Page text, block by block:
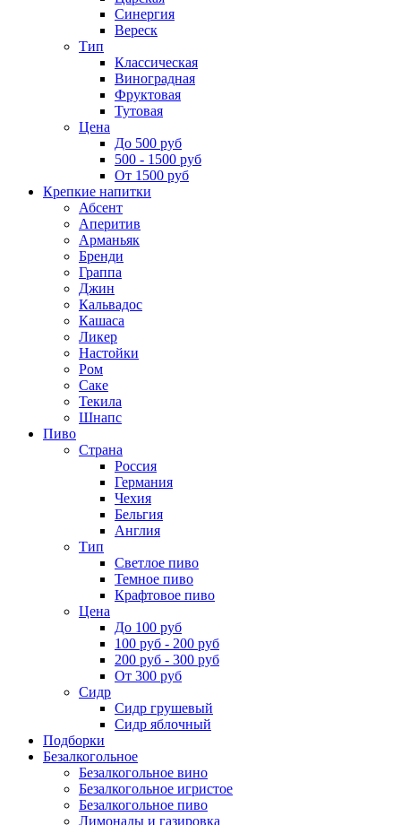
Синергия
Вереск
Тип
Классическая
Виноградная
Фруктовая
Тутовая
Цена
До 500 руб
500 - 1500 руб
От 1500 руб
Крепкие напитки
Абсент
Аперитив
Арманьяк
Бренди
Граппа
Джин
Кальвадос
Кашаса
Ликер
Настойки
Ром
Саке
Текила
Шнапс
Пиво
Страна
Россия
Германия
Чехия
Бельгия
Англия
Тип
Светлое пиво
Темное пиво
Крафтовое пиво
Цена
До 100 руб
100 руб - 200 руб
200 руб - 300 руб
От 300 руб
Сидр
Сидр грушевый
Сидр яблочный
Подборки
Безалкогольное
Безалкогольное вино
Безалкогольное игристое
Безалкогольное пиво
Лимонады и газировка